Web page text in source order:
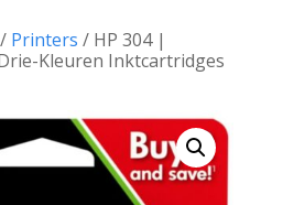
/ Printers / HP 304 |
Kleuren Inktcartridges